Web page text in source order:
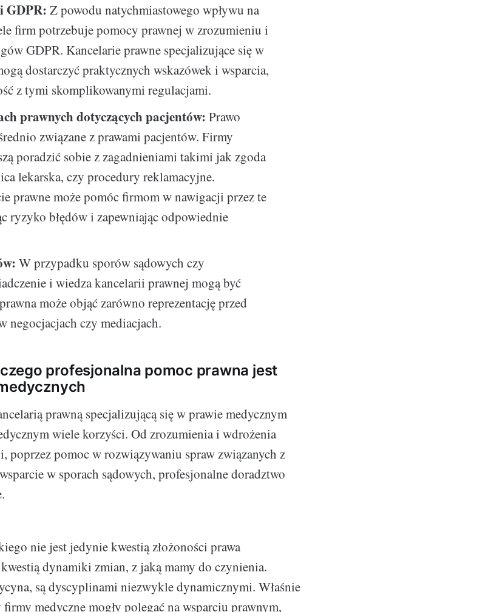
GDPR: Z powodu natychmiastowego wpływu na
firm potrzebuje pomocy prawnej w zrozumieniu i
GDPR. Kancelarie prawne specjalizujące się w
dostarczyć praktycznych wskazówek i wsparcia,
z tymi skomplikowanymi regulacjami.
prawnych dotyczących pacjentów: Prawo
związane z prawami pacjentów. Firmy
poradzić sobie z zagadnieniami takimi jak zgoda
lekarska, czy procedury reklamacyjne.
prawne może pomóc firmom w nawigacji przez te
ryzyko błędów i zapewniając odpowiednie
W przypadku sporów sądowych czy
i wiedza kancelarii prawnej mogą być
może objąć zarówno reprezentację przed
negocjacjach czy mediacjach.
profesjonalna pomoc prawna jest
prawną specjalizującą się w prawie medycznym
wiele korzyści. Od zrozumienia i wdrożenia
poprzez pomoc w rozwiązywaniu spraw związanych z
w sporach sądowych, profesjonalne doradztwo
nie jest jedynie kwestią złożoności prawa
dynamiki zmian, z jaką mamy do czynienia.
są dyscyplinami niezwykle dynamicznymi. Właśnie
medyczne mogły polegać na wsparciu prawnym,